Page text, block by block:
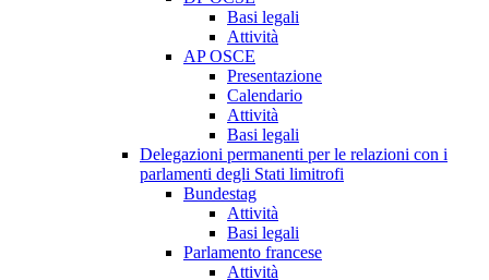
Basi legali
Attività
AP OSCE
Presentazione
Calendario
Attività
Basi legali
Delegazioni permanenti per le relazioni con i
parlamenti degli Stati limitrofi
Bundestag
Attività
Basi legali
Parlamento francese
Attività